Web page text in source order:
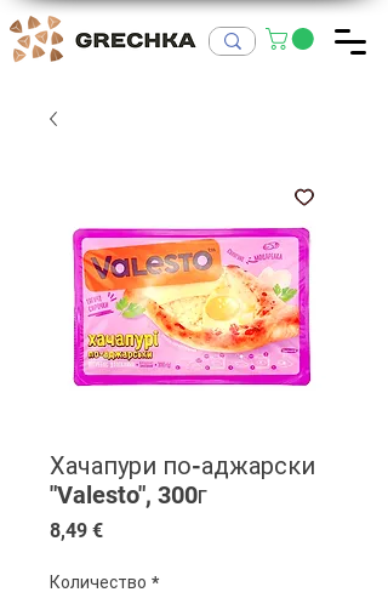
Хачапури по-аджарски
"Valesto", 300г
8,49 €Цена
Количество *